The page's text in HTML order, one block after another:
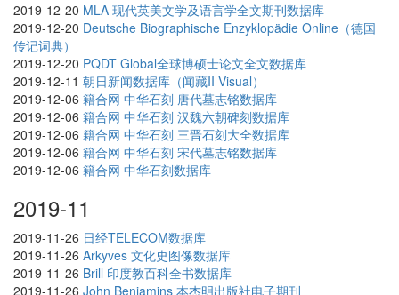
2019-12-20 MLA 现代英美文学及语言学全文期刊数据库
2019-12-20 Deutsche Biographische Enzyklopädie Online（德国
传记词典）
2019-12-20 PQDT Global全球博硕士论文全文数据库
2019-12-11 朝日新闻数据库（闻藏II Visual）
2019-12-06 籍合网 中华石刻 唐代墓志铭数据库
2019-12-06 籍合网 中华石刻 汉魏六朝碑刻数据库
2019-12-06 籍合网 中华石刻 三晋石刻大全数据库
2019-12-06 籍合网 中华石刻 宋代墓志铭数据库
2019-12-06 籍合网 中华石刻数据库
2019-11
2019-11-26 日经TELECOM数据库
2019-11-26 Arkyves 文化史图像数据库
2019-11-26 Brill 印度教百科全书数据库
2019-11-26 John Benjamins 本杰明出版社电子期刊